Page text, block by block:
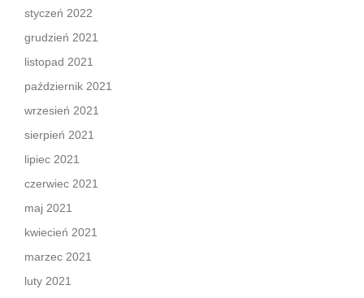
styczeń 2022
grudzień 2021
listopad 2021
październik 2021
wrzesień 2021
sierpień 2021
lipiec 2021
czerwiec 2021
maj 2021
kwiecień 2021
marzec 2021
luty 2021